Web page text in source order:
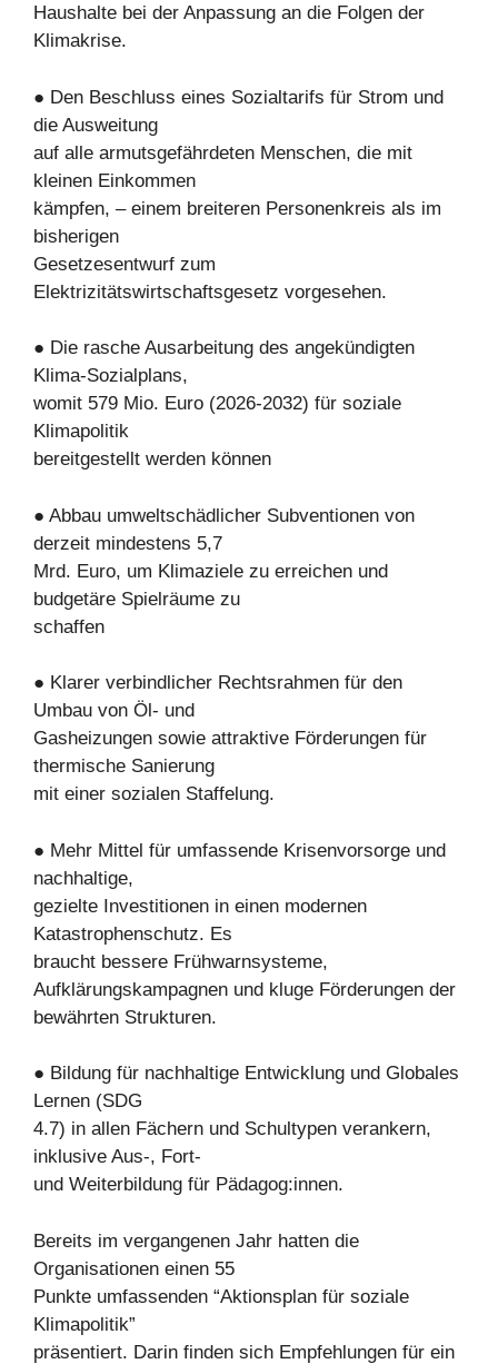
Haushalte bei der Anpassung an die Folgen der
Klimakrise.
● Den Beschluss eines Sozialtarifs für Strom und
die Ausweitung
auf alle armutsgefährdeten Menschen, die mit
kleinen Einkommen
kämpfen, – einem breiteren Personenkreis als im
bisherigen
Gesetzesentwurf zum
Elektrizitätswirtschaftsgesetz vorgesehen.
● Die rasche Ausarbeitung des angekündigten
Klima-Sozialplans,
womit 579 Mio. Euro (2026-2032) für soziale
Klimapolitik
bereitgestellt werden können
● Abbau umweltschädlicher Subventionen von
derzeit mindestens 5,7
Mrd. Euro, um Klimaziele zu erreichen und
budgetäre Spielräume zu
schaffen
● Klarer verbindlicher Rechtsrahmen für den
Umbau von Öl- und
Gasheizungen sowie attraktive Förderungen für
thermische Sanierung
mit einer sozialen Staffelung.
● Mehr Mittel für umfassende Krisenvorsorge und
nachhaltige,
gezielte Investitionen in einen modernen
Katastrophenschutz. Es
braucht bessere Frühwarnsysteme,
Aufklärungskampagnen und kluge Förderungen der
bewährten Strukturen.
● Bildung für nachhaltige Entwicklung und Globales
Lernen (SDG
4.7) in allen Fächern und Schultypen verankern,
inklusive Aus-, Fort-
und Weiterbildung für Pädagog:innen.
Bereits im vergangenen Jahr hatten die
Organisationen einen 55
Punkte umfassenden “Aktionsplan für soziale
Klimapolitik”
präsentiert. Darin finden sich Empfehlungen für ein